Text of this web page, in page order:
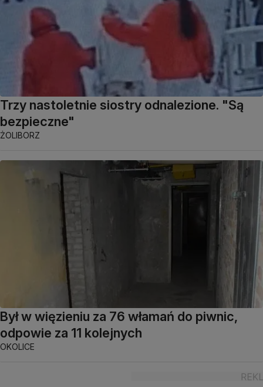
Trzy nastoletnie siostry odnalezione. "Są
bezpieczne"
ŻOLIBORZ
Był w więzieniu za 76 włamań do piwnic,
odpowie za 11 kolejnych
OKOLICE